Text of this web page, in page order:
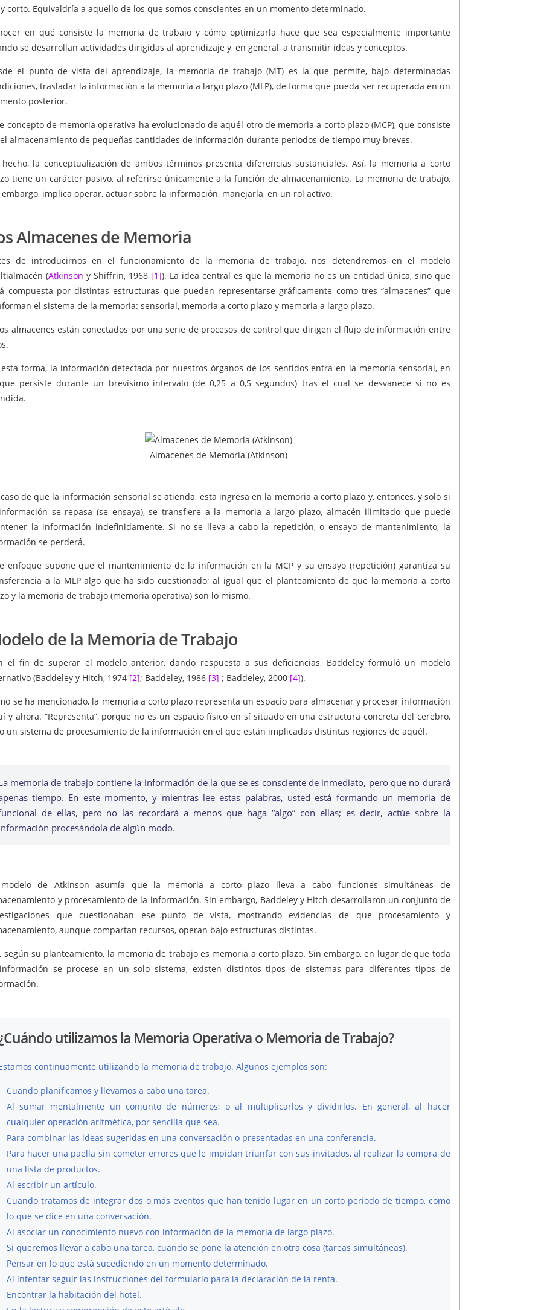
corto. Equivaldría a aquello de los que somos conscientes en un momento determinado.
en qué consiste la memoria de trabajo y cómo optimizarla hace que sea especialmente importante
se desarrollan actividades dirigidas al aprendizaje y, en general, a transmitir ideas y conceptos.
el punto de vista del aprendizaje, la memoria de trabajo (MT) es la que permite, bajo determinadas
trasladar la información a la memoria a largo plazo (MLP), de forma que pueda ser recuperada en un
posterior.
concepto de memoria operativa ha evolucionado de aquél otro de memoria a corto plazo (MCP), que consiste
almacenamiento de pequeñas cantidades de información durante periodos de tiempo muy breves.
hecho, la conceptualización de ambos términos presenta diferencias sustanciales. Así, la memoria a corto
tiene un carácter pasivo, al referirse únicamente a la función de almacenamiento. La memoria de trabajo,
implica operar, actuar sobre la información, manejarla, en un rol activo.
Almacenes de Memoria
de introducirnos en el funcionamiento de la memoria de trabajo, nos detendremos en el modelo
(Atkinson y Shiffrin, 1968 [1]). La idea central es que la memoria no es un entidad única, sino que
compuesta por distintas estructuras que pueden representarse gráficamente como tres “almacenes” que
el sistema de la memoria: sensorial, memoria a corto plazo y memoria a largo plazo.
almacenes están conectados por una serie de procesos de control que dirigen el flujo de información entre
forma, la información detectada por nuestros órganos de los sentidos entra en la memoria sensorial, en
persiste durante un brevísimo intervalo (de 0,25 a 0,5 segundos) tras el cual se desvanece si no es
Almacenes de Memoria (Atkinson)
de que la información sensorial se atienda, esta ingresa en la memoria a corto plazo y, entonces, y solo si
se repasa (se ensaya), se transfiere a la memoria a largo plazo, almacén ilimitado que puede
la información indefinidamente. Si no se lleva a cabo la repetición, o ensayo de mantenimiento, la
se perderá.
enfoque supone que el mantenimiento de la información en la MCP y su ensayo (repetición) garantiza su
a la MLP algo que ha sido cuestionado; al igual que el planteamiento de que la memoria a corto
y la memoria de trabajo (memoria operativa) son lo mismo.
de la Memoria de Trabajo
el fin de superar el modelo anterior, dando respuesta a sus deficiencias, Baddeley formuló un modelo
(Baddeley y Hitch, 1974 [2]; Baddeley, 1986 [3] ; Baddeley, 2000 [4]).
se ha mencionado, la memoria a corto plazo representa un espacio para almacenar y procesar información
y ahora. “Representa”, porque no es un espacio físico en sí situado en una estructura concreta del cerebro,
un sistema de procesamiento de la información en el que están implicadas distintas regiones de aquél.
memoria de trabajo contiene la información de la que se es consciente de inmediato, pero que no durará
tiempo. En este momento, y mientras lee estas palabras, usted está formando un memoria de
de ellas, pero no las recordará a menos que haga “algo” con ellas; es decir, actúe sobre la
procesándola de algún modo.
de Atkinson asumía que la memoria a corto plazo lleva a cabo funciones simultáneas de
y procesamiento de la información. Sin embargo, Baddeley y Hitch desarrollaron un conjunto de
que cuestionaban ese punto de vista, mostrando evidencias de que procesamiento y
aunque compartan recursos, operan bajo estructuras distintas.
según su planteamiento, la memoria de trabajo es memoria a corto plazo. Sin embargo, en lugar de que toda
se procese en un solo sistema, existen distintos tipos de sistemas para diferentes tipos de
utilizamos la Memoria Operativa o Memoria de Trabajo?
continuamente utilizando la memoria de trabajo. Algunos ejemplos son:
Cuando planificamos y llevamos a cabo una tarea.
Al sumar mentalmente un conjunto de números; o al multiplicarlos y dividirlos. En general, al hacer
cualquier operación aritmética, por sencilla que sea.
Para combinar las ideas sugeridas en una conversación o presentadas en una conferencia.
Para hacer una paella sin cometer errores que le impidan triunfar con sus invitados, al realizar la compra de
una lista de productos.
Al escribir un artículo.
Cuando tratamos de integrar dos o más eventos que han tenido lugar en un corto periodo de tiempo, como
lo que se dice en una conversación.
Al asociar un conocimiento nuevo con información de la memoria de largo plazo.
Si queremos llevar a cabo una tarea, cuando se pone la atención en otra cosa (tareas simultáneas).
Pensar en lo que está sucediendo en un momento determinado.
Al intentar seguir las instrucciones del formulario para la declaración de la renta.
Encontrar la habitación del hotel.